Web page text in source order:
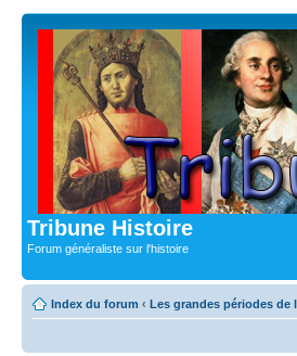
Tribune Histoire
Forum généraliste sur l'histoire
Index du forum ‹ Les grandes périodes de